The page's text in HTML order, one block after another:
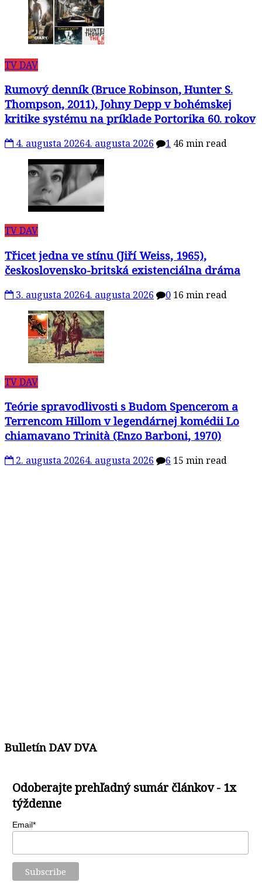
TV DAV
Rumový denník (Bruce Robinson, Hunter S.
Thompson, 2011), Johny Depp v bohémskej
kritike systému na príklade Portorika 60. rokov
4. augusta 20264. augusta 2026 1 46 min read
TV DAV
Třicet jedna ve stínu (Jiří Weiss, 1965),
československo-britská existenciálna dráma
3. augusta 20264. augusta 2026 0 16 min read
TV DAV
Teórie spravodlivosti s Budom Spencerom a
Terrencom Hillom v legendárnej komédii Lo
chiamavano Trinità (Enzo Barboni, 1970)
2. augusta 20264. augusta 2026 6 15 min read
Bulletín DAV DVA
Odoberajte prehľadný sumár článkov - 1x
týždenne
Email*